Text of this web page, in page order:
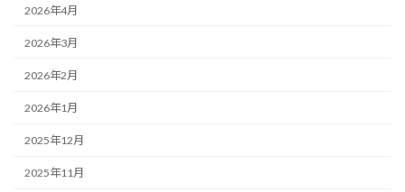
2026年4月
2026年3月
2026年2月
2026年1月
2025年12月
2025年11月